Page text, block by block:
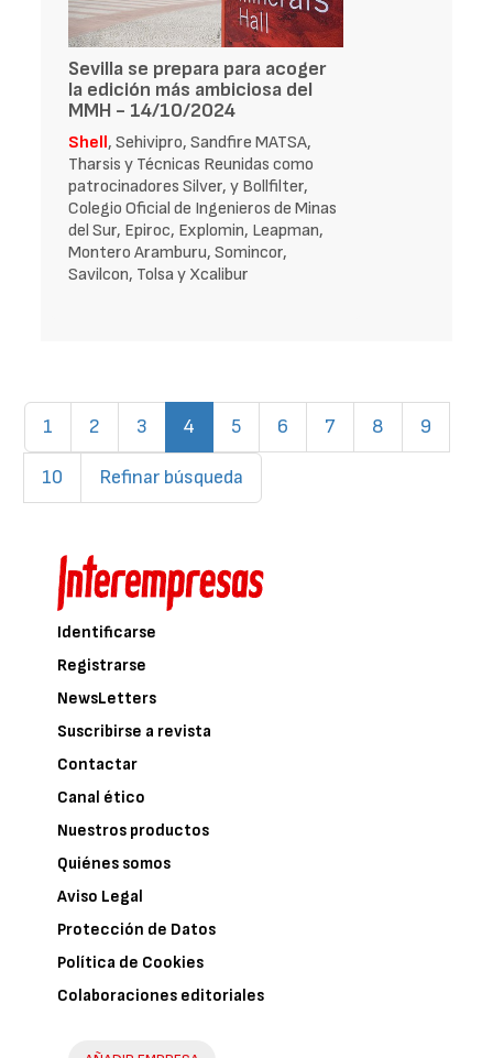
Sevilla se prepara para acoger
la edición más ambiciosa del
MMH - 14/10/2024
Shell, Sehivipro, Sandfire MATSA,
Tharsis y Técnicas Reunidas como
patrocinadores Silver, y Bollfilter,
Colegio Oficial de Ingenieros de Minas
del Sur, Epiroc, Explomin, Leapman,
Montero Aramburu, Somincor,
Savilcon, Tolsa y Xcalibur
1 2 3 4 (current)
5 6 7 8 9
10 Refinar búsqueda
Identificarse
Registrarse
NewsLetters
Suscribirse a revista
Contactar
Canal ético
Nuestros productos
Quiénes somos
Aviso Legal
Protección de Datos
Política de Cookies
Colaboraciones editoriales